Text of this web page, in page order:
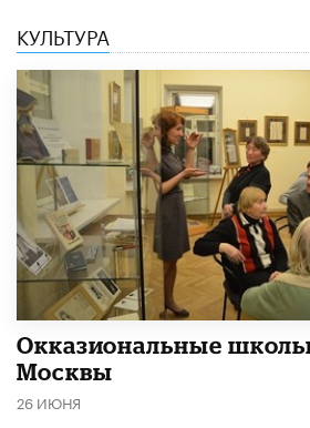
КУЛЬТУРА
​Окказиональные
Москвы
26 ИЮНЯ